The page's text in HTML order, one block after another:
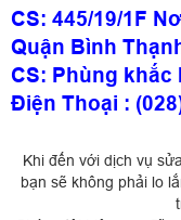
CS: 445/19/1F
Quận Bình
CS: Phùng khắc
Điện Thoại :
Khi đến với dịch vụ
bạn sẽ không phải lo